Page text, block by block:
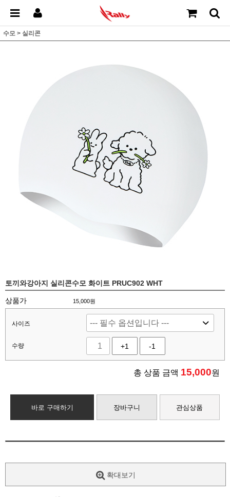
수모 > 실리콘
토끼와강아지 실리콘수모 화이트 PRUC902 WHT
상품가 15,000원
사이즈
수량 +1 -1
총 상품 금액 15,000원
바로 구매하기 장바구니 관심상품
확대보기